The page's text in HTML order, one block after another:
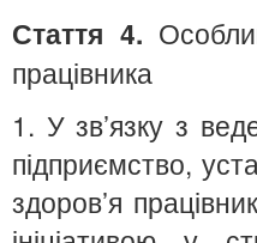
Стаття 4.
працівника
1. У зв’язку з
підприємство,
здоров’я